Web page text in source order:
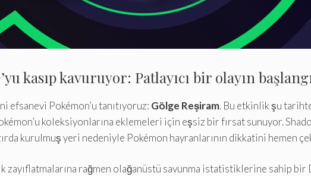
kasıp kavuruyor: Patlayıcı bir olayın
efsanevi Pokémon’u tanıtıyoruz: Gölge Reşiram. Bu etkinlik şu
koleksiyonlarına eklemeleri için eşsiz bir fırsat sunuyor.
kurulmuş yeri nedeniyle Pokémon hayranlarının dikkatini hemen
zayıflatmalarına rağmen olağanüstü savunma istatistiklerine sahip bir